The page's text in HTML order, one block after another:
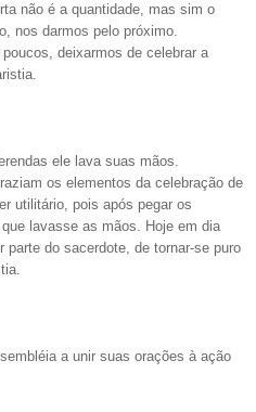
não é a quantidade, mas sim o
nos darmos pelo próximo.
deixarmos de celebrar a
ele lava suas mãos.
os elementos da celebração de
utilitário, pois após pegar os
lavasse as mãos. Hoje em dia
do sacerdote, de tornar-se puro
a unir suas orações à ação